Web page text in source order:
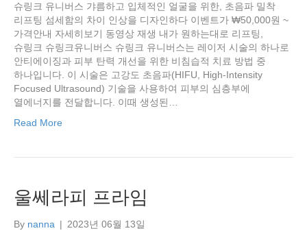
슈링크 유니버스 갸름하고 입체적인 얼굴을 위한, 초음파 밀착
리프팅 섬세함의 차이 인상을 디자인하다 이벤트가 ₩50,000원 ~
가격안내 자세히보기 동영상 재생 내가 원하는대로 리프팅,
슈링크 슈링크유니버스 슈링크 유니버스는 레이저 시술의 하나로
안티에이징과 피부 탄력 개선을 위한 비침습적 치료 방법 중
하나입니다. 이 시술은 고강도 초음파(HIFU, High-Intensity
Focused Ultrasound) 기술을 사용하여 피부의 심층부에
열에너지를 전달합니다. 이때 생성된…
Read More
울쎄라피 프라임
By nanna | 2023년 06월 13일